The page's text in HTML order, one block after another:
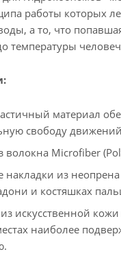
работы которых
а то, что
температуры
материал
свободу
волокна Microfiber
из
и костяшках
искусственной
наиболее